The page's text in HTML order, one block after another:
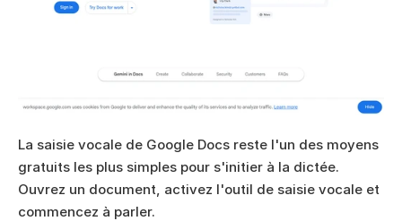
La saisie vocale de Google Docs reste l'un des moyens
gratuits les plus simples pour s'initier à la dictée.
Ouvrez un document, activez l'outil de saisie vocale et
commencez à parler.